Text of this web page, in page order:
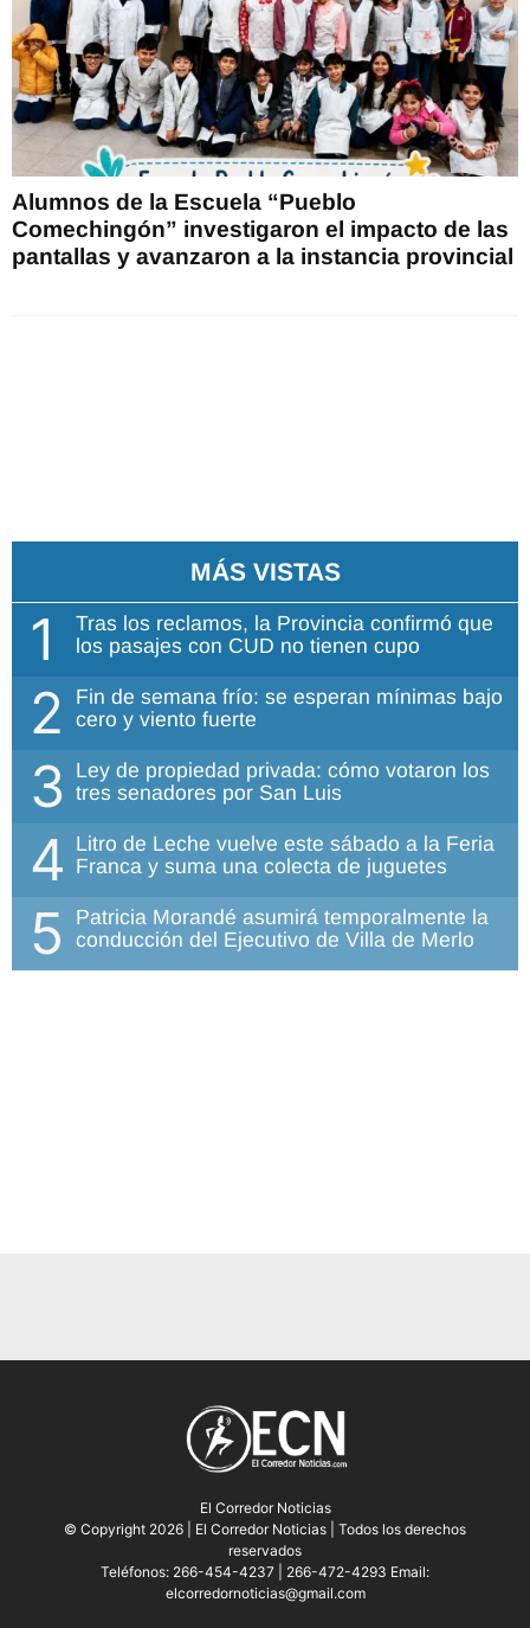
Alumnos de la Escuela “Pueblo
Comechingón” investigaron el impacto de las
pantallas y avanzaron a la instancia provincial
MÁS VISTAS
1
Tras los reclamos, la Provincia confirmó que
los pasajes con CUD no tienen cupo
2
Fin de semana frío: se esperan mínimas bajo
cero y viento fuerte
3 Ley de propiedad privada: cómo votaron los
tres senadores por San Luis
4 Litro de Leche vuelve este sábado a la Feria
Franca y suma una colecta de juguetes
5
Patricia Morandé asumirá temporalmente la
conducción del Ejecutivo de Villa de Merlo
El Corredor Noticias
© Copyright 2026 | El Corredor Noticias | Todos los derechos
reservados
Teléfonos: 266-454-4237 | 266-472-4293 Email:
elcorredornoticias@gmail.com